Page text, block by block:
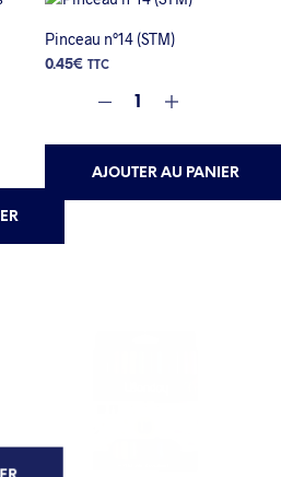
Pinceau n°14 (STM)
0.45€ TTC
AJOUTER AU PANIER